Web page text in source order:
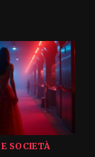
SOCIETÀ